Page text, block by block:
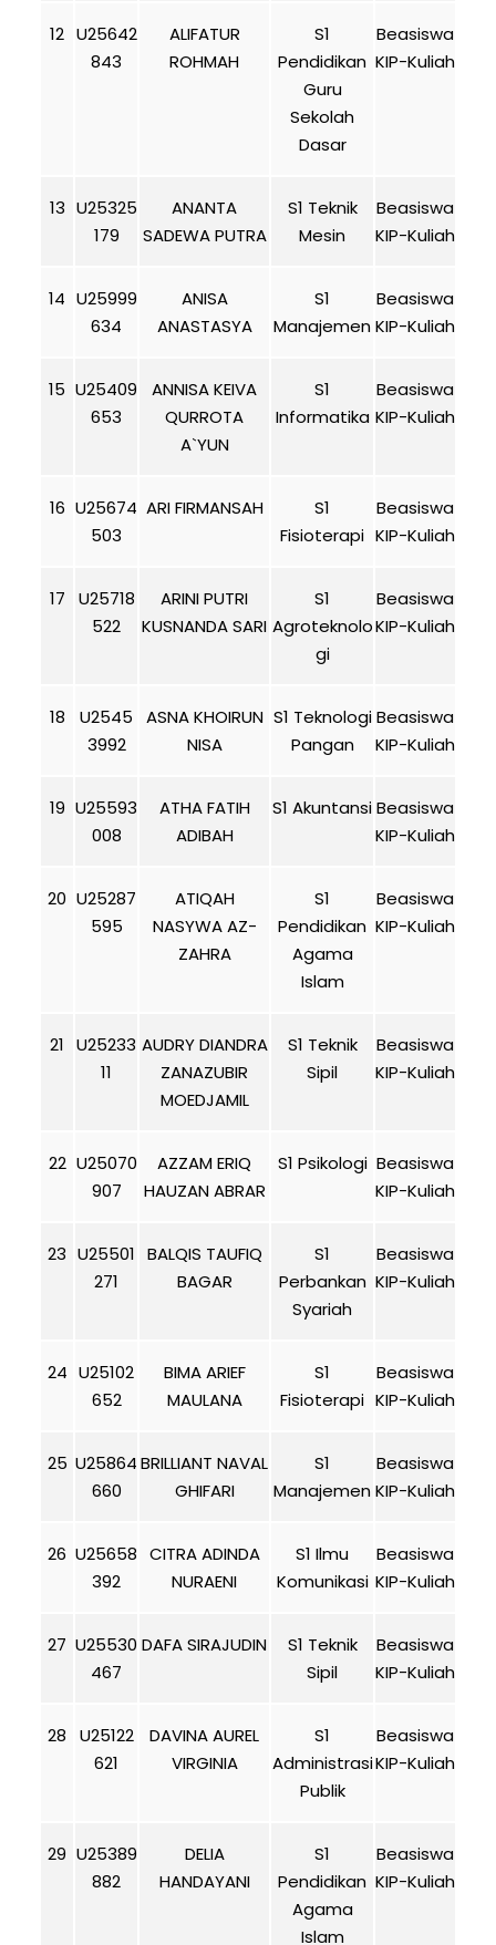
12 U25642
843
ALIFATUR
ROHMAH
S1
Pendidikan
Guru
Sekolah
Dasar
Beasiswa
KIP-Kuliah
13 U25325
179
ANANTA
SADEWA PUTRA
S1 Teknik
Mesin
Beasiswa
KIP-Kuliah
14 U25999
634
ANISA
ANASTASYA
S1
Manajemen
Beasiswa
KIP-Kuliah
15 U25409
653
ANNISA KEIVA
QURROTA
A`YUN
S1
Informatika
Beasiswa
KIP-Kuliah
16 U25674
503
ARI FIRMANSAH
S1
Fisioterapi
Beasiswa
KIP-Kuliah
17
U25718
522
ARINI PUTRI
KUSNANDA SARI
S1
Agroteknolo
gi
Beasiswa
KIP-Kuliah
18
U2545
3992
ASNA KHOIRUN
NISA
S1 Teknologi
Pangan
Beasiswa
KIP-Kuliah
19 U25593
008
ATHA FATIH
ADIBAH
S1 AkuntansiBeasiswa
KIP-Kuliah
20 U25287
595
ATIQAH
NASYWA AZ-
ZAHRA
S1
Pendidikan
Agama
Islam
Beasiswa
KIP-Kuliah
21 U25233
11
AUDRY DIANDRA
ZANAZUBIR
MOEDJAMIL
S1 Teknik
Sipil
Beasiswa
KIP-Kuliah
22 U25070
907
AZZAM ERIQ
HAUZAN ABRAR
S1 Psikologi Beasiswa
KIP-Kuliah
23 U25501
271
BALQIS TAUFIQ
BAGAR
S1
Perbankan
Syariah
Beasiswa
KIP-Kuliah
24 U25102
652
BIMA ARIEF
MAULANA
S1
Fisioterapi
Beasiswa
KIP-Kuliah
25 U25864
660
BRILLIANT NAVAL
GHIFARI
S1
Manajemen
Beasiswa
KIP-Kuliah
26 U25658
392
CITRA ADINDA
NURAENI
S1 Ilmu
Komunikasi
Beasiswa
KIP-Kuliah
27 U25530
467
DAFA SIRAJUDIN
S1 Teknik
Sipil
Beasiswa
KIP-Kuliah
28
U25122
621
DAVINA AUREL
VIRGINIA
S1
Administrasi
Publik
Beasiswa
KIP-Kuliah
29 U25389
882
DELIA
HANDAYANI
S1
Pendidikan
Agama
Islam
Beasiswa
KIP-Kuliah